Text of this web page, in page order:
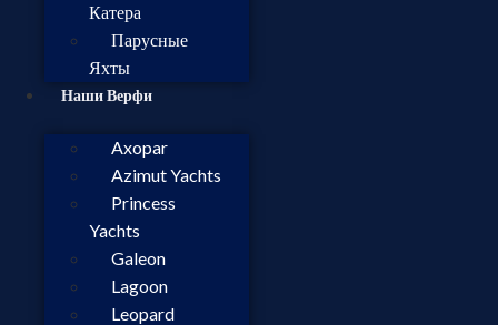
Катера
Парусные
Яхты
Наши Верфи
Axopar
Azimut Yachts
Princess
Yachts
Galeon
Lagoon
Leopard